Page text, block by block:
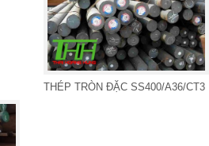
THÉP TRÒN ĐẶC SS400/A36/CT3